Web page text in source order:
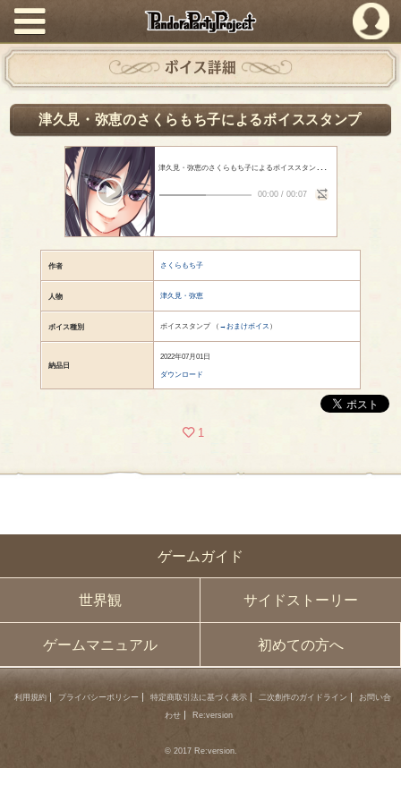
PandoraPartyProject
ゲームガイド
世界観 サイドストーリー
ゲームマニュアル 初めての方へ
ボイス詳細
津久見・弥恵のさくらもち子によるボイススタンプ
津
久見・弥恵のさくらもち子によるボイススタンプ- さくらもち子
00:00/ 00:07
作者 さくらもち子
人物 津久見・弥恵
ボイス種別 ボイススタンプ （ →おまけボイス ）
納品日
2022年07月01日
ダウンロード
1
利用規約 プライバシーポリシー 特定商取引法に基づく表示 二次創作のガイドライン
お問い合
わせ
Re:version
© 2017 Re:version.